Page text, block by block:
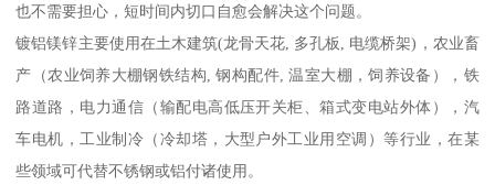
也不需要担心，短时间内切口自愈会解决这个问题。
镀铝镁锌主要使用在土木建筑(龙骨天花, 多孔板, 电缆桥架)，农业畜
产（农业饲养大棚钢铁结构, 钢构配件, 温室大棚，饲养设备），铁
路道路，电力通信（输配电高低压开关柜、箱式变电站外体），汽
车电机，工业制冷（冷却塔，大型户外工业用空调）等行业，在某
些领域可代替不锈钢或铝付诸使用。